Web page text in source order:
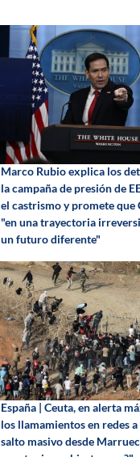
Marco Rubio explica los
la campaña de presión de
el castrismo y promete que
"en una trayectoria
un futuro diferente"
España | Ceuta, en alerta
los llamamientos en redes
salto masivo desde